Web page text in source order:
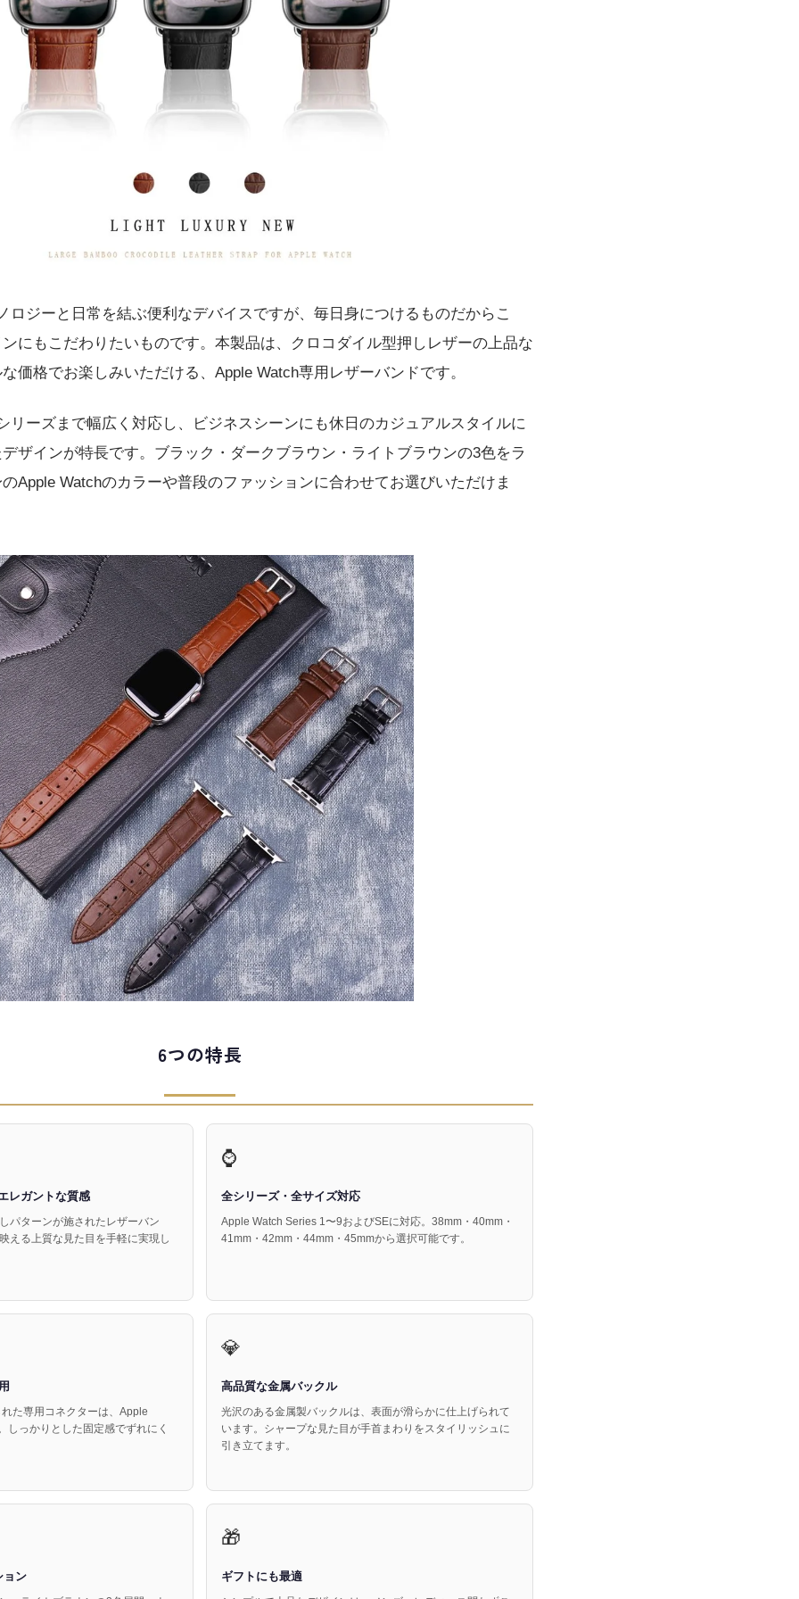
ロジーと日常を結ぶ便利なデバイスですが、毎日身につけるものだからこ
にもこだわりたいものです。本製品は、クロコダイル型押しレザーの上品な
価格でお楽しみいただける、Apple Watch専用レザーバンドです。
リーズまで幅広く対応し、ビジネスシーンにも休日のカジュアルスタイルに
ザインが特長です。ブラック・ダークブラウン・ライトブラウンの3色をラ
Apple Watchのカラーや普段のファッションに合わせてお選びいただけま
6つの特長
レガントな質感
パターンが施されたレザーバン
える上質な見た目を手軽に実現し
⌚
全シリーズ・全サイズ対応
Apple Watch Series 1〜9およびSEに対応。38mm・40mm・
41mm・42mm・44mm・45mmから選択可能です。
た専用コネクターは、Apple
しっかりとした固定感でずれにく
💎
高品質な金属バックル
光沢のある金属製バックルは、表面が滑らかに仕上げられて
います。シャープな見た目が手首まわりをスタイリッシュに
引き立てます。
ョン
🎁
ギフトにも最適